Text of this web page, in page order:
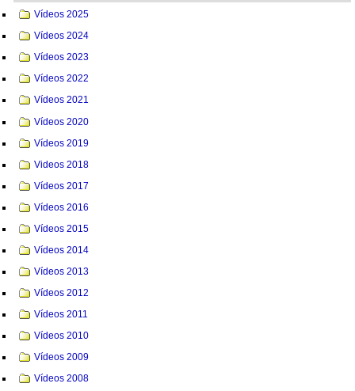
Vídeos 2025
Vídeos 2024
Vídeos 2023
Vídeos 2022
Vídeos 2021
Vídeos 2020
Vídeos 2019
Videos 2018
Vídeos 2017
Vídeos 2016
Vídeos 2015
Vídeos 2014
Vídeos 2013
Vídeos 2012
Vídeos 2011
Vídeos 2010
Vídeos 2009
Vídeos 2008